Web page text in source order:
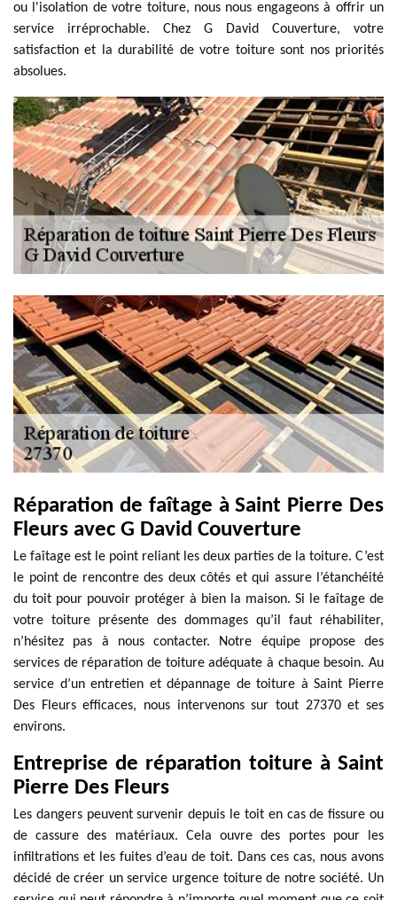
ou l'isolation de votre toiture, nous nous engageons à offrir un
service irréprochable. Chez G David Couverture, votre
satisfaction et la durabilité de votre toiture sont nos priorités
absolues.
Réparation de faîtage à Saint Pierre Des
Fleurs avec G David Couverture
Le faîtage est le point reliant les deux parties de la toiture. C’est
le point de rencontre des deux côtés et qui assure l’étanchéité
du toit pour pouvoir protéger à bien la maison. Si le faîtage de
votre toiture présente des dommages qu’il faut réhabiliter,
n’hésitez pas à nous contacter. Notre équipe propose des
services de réparation de toiture adéquate à chaque besoin. Au
service d’un entretien et dépannage de toiture à Saint Pierre
Des Fleurs efficaces, nous intervenons sur tout 27370 et ses
environs.
Entreprise de réparation toiture à Saint
Pierre Des Fleurs
Les dangers peuvent survenir depuis le toit en cas de fissure ou
de cassure des matériaux. Cela ouvre des portes pour les
infiltrations et les fuites d’eau de toit. Dans ces cas, nous avons
décidé de créer un service urgence toiture de notre société. Un